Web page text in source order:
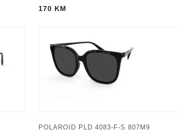
170 KM
POLAROID PLD 4083-F-S 807M9